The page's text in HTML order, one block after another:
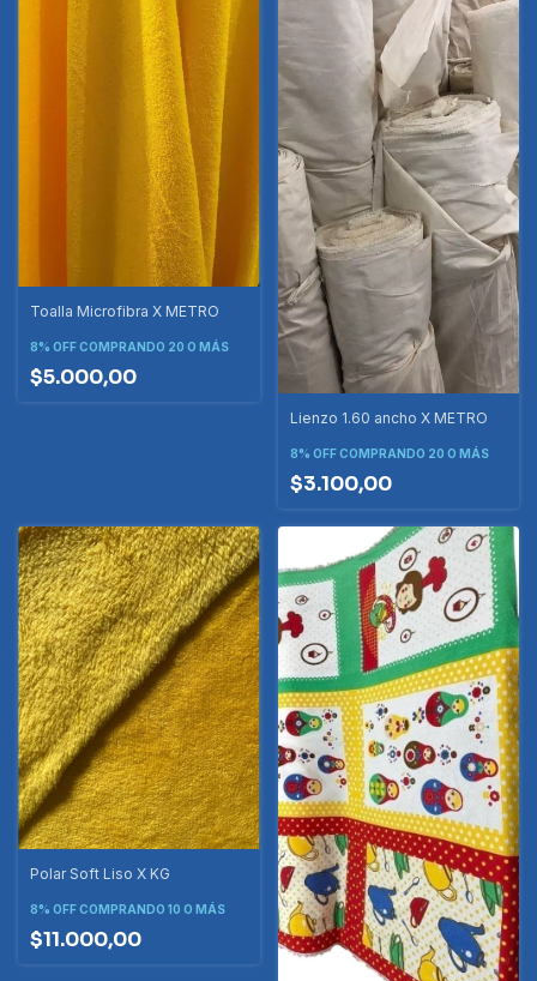
Toalla Microfibra X METRO
8% OFFCOMPRANDO 20 O MÁS
$5.000,00
Lienzo 1.60 ancho X METRO
8% OFF COMPRANDO 20 O MÁS
$3.100,00
Polar Soft Liso X KG
8% OFFCOMPRANDO 10 O MÁS
$11.000,00